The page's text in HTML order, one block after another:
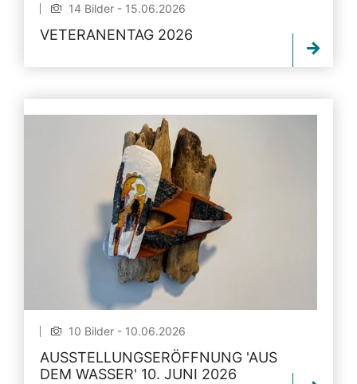
14 Bilder - 15.06.2026
VETERANENTAG 2026
10 Bilder - 10.06.2026
AUSSTELLUNGSERÖFFNUNG 'AUS
DEM WASSER' 10. JUNI 2026